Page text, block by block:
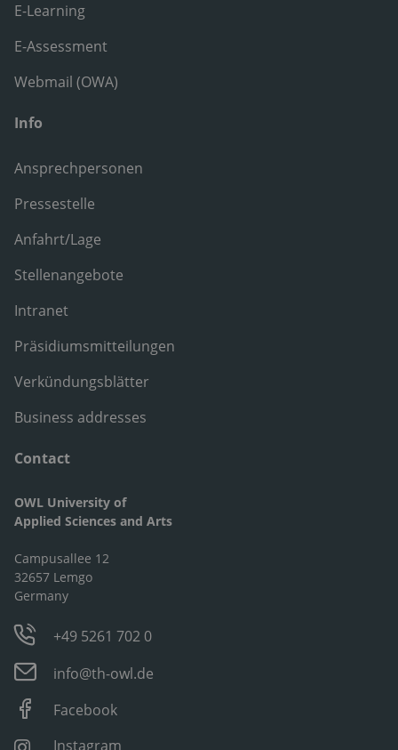
E-Learning
E-Assessment
Webmail (OWA)
Info
Ansprechpersonen
Pressestelle
Anfahrt/Lage
Stellenangebote
Intranet
Präsidiumsmitteilungen
Verkündungsblätter
Business addresses
Contact
OWL University of
Applied Sciences and Arts
Campusallee 12
32657 Lemgo
Germany
+49 5261 702 0
info@th-owl.de
Facebook
Instagram